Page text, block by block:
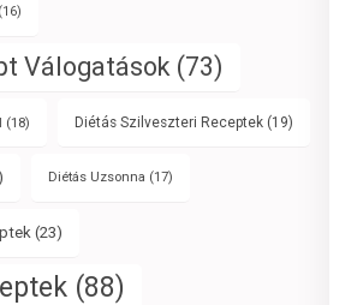
(16)
Válogatások (73)
(18) Diétás Szilveszteri Receptek (19)
Diétás Uzsonna (17)
(23)
(88)